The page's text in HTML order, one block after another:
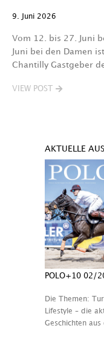
9. Juni 2026
Vom 12. bis 27. Juni
Juni bei den Damen
Chantilly Gastgeber
VIEW POST
AKTUELLE
POLO+10 02/
Die Themen:
Lifestyle – die
Geschichten aus